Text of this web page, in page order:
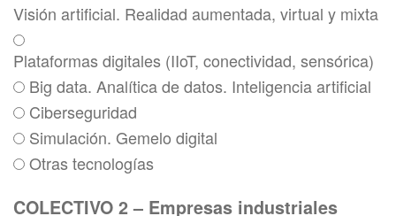
Visión artificial. Realidad aumentada, virtual y mixta
Plataformas digitales (IIoT, conectividad, sensórica)
Big data. Analítica de datos. Inteligencia artificial
Ciberseguridad
Simulación. Gemelo digital
Otras tecnologías
COLECTIVO 2 – Empresas industriales